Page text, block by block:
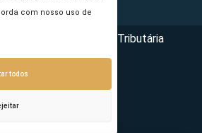
com nosso uso de
todos
- Portal da Reforma Tributária